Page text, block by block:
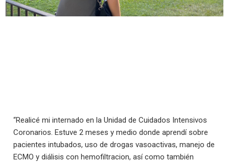
“Realicé mi internado en la Unidad de Cuidados Intensivos
Coronarios. Estuve 2 meses y medio donde aprendí sobre
pacientes intubados, uso de drogas vasoactivas, manejo de
ECMO y diálisis con hemofiltracion, así como también